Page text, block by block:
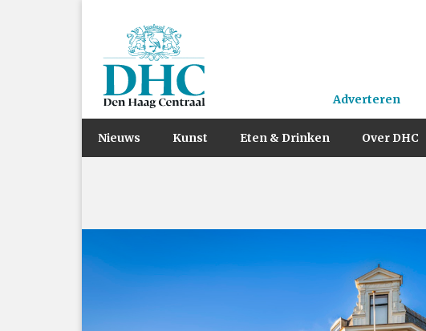
Adverteren
Nieuws Kunst Eten & Drinken Over DHC